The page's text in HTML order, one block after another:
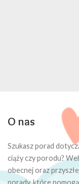
O nas
Szukasz porad
ciąży czy porodu?
obecnej oraz